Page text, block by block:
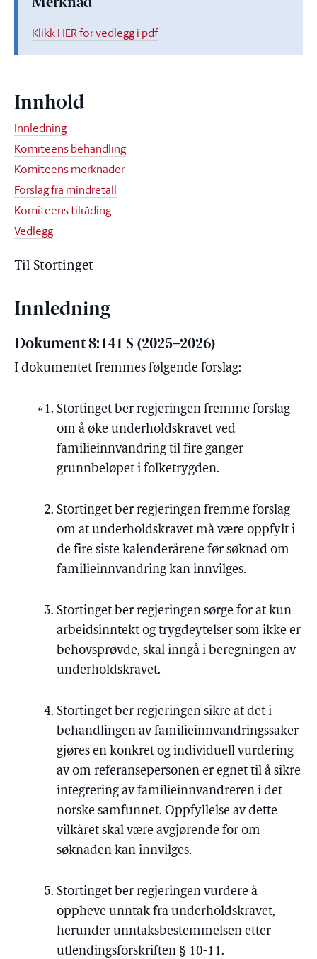
Merknad
Klikk HER for vedlegg i pdf
Innhold
Innledning
Komiteens behandling
Komiteens merknader
Forslag fra mindretall
Komiteens tilråding
Vedlegg
Til Stortinget
Innledning
Dokument 8:141 S (2025–2026)
I dokumentet fremmes følgende forslag:
Stortinget ber regjeringen fremme forslag
om å øke underholdskravet ved
familieinnvandring til fire ganger
grunnbeløpet i folketrygden.
Stortinget ber regjeringen fremme forslag
om at underholdskravet må være oppfylt i
de fire siste kalenderårene før søknad om
familieinnvandring kan innvilges.
Stortinget ber regjeringen sørge for at kun
arbeidsinntekt og trygdeytelser som ikke er
behovsprøvde, skal inngå i beregningen av
underholdskravet.
Stortinget ber regjeringen sikre at det i
behandlingen av familieinnvandringssaker
gjøres en konkret og individuell vurdering
av om referansepersonen er egnet til å sikre
integrering av familieinnvandreren i det
norske samfunnet. Oppfyllelse av dette
vilkåret skal være avgjørende for om
søknaden kan innvilges.
Stortinget ber regjeringen vurdere å
oppheve unntak fra underholdskravet,
herunder unntaksbestemmelsen etter
utlendingsforskriften § 10-11.